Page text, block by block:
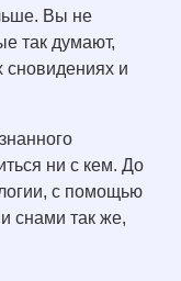
Вы не
так думают,
и
ни с кем. До
с помощью
снами так же,